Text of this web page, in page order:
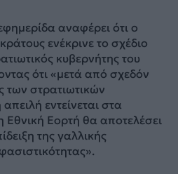
αναφέρει ότι ο
ενέκρινε το σχέδιο
κυβερνήτης του
ότι «μετά από σχεδόν
των στρατιωτικών
εντείνεται στα
Εορτή θα αποτελέσει
της γαλλικής